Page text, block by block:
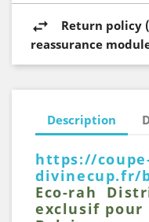
Return policy
reassurance
Description
https://
divinecup.fr/
Eco-rah
exclusif pour